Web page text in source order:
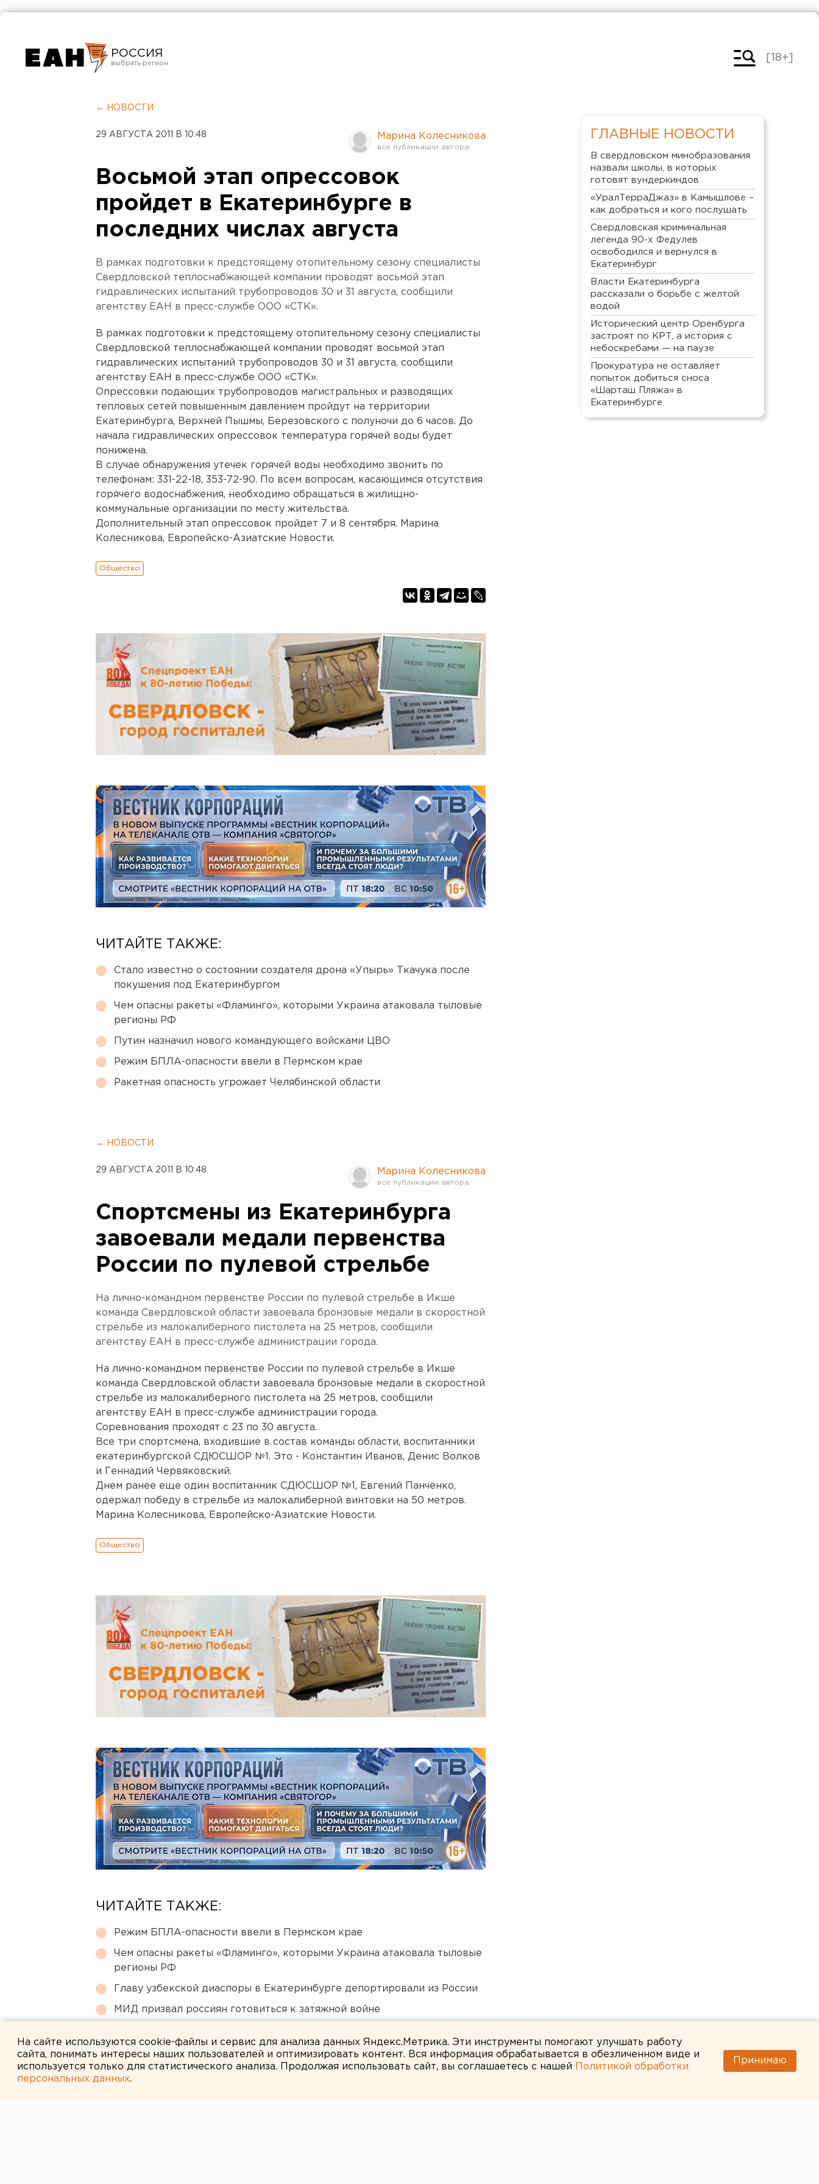
РОССИЯ
Челябинск
[18+]
← НОВОСТИ
29 АВГУСТА 2011 В 10:48 Марина Колесникова
Восьмой этап опрессовок
пройдет в Екатеринбурге в
последних числах августа
В рамках подготовки к предстоящему отопительному сезону специалисты
Свердловской теплоснабжающей компании проводят восьмой этап
гидравлических испытаний трубопроводов 30 и 31 августа, сообщили
агентству ЕАН в пресс-службе ООО «СТК».
В рамках подготовки к предстоящему отопительному сезону специалисты
Свердловской теплоснабжающей компании проводят восьмой этап
гидравлических испытаний трубопроводов 30 и 31 августа, сообщили
агентству ЕАН в пресс-службе ООО «СТК».
Опрессовки подающих трубопроводов магистральных и разводящих
тепловых сетей повышенным давлением пройдут на территории
Екатеринбурга, Верхней Пышмы, Березовского с полуночи до 6 часов. До
начала гидравлических опрессовок температура горячей воды будет
понижена.
В случае обнаружения утечек горячей воды необходимо звонить по
телефонам: 331-22-18, 353-72-90. По всем вопросам, касающимся отсутствия
горячего водоснабжения, необходимо обращаться в жилищно-
коммунальные организации по месту жительства.
Дополнительный этап опрессовок пройдет 7 и 8 сентября. Марина
Колесникова, Европейско-Азиатские Новости.
Общество
ЧИТАЙТЕ ТАКЖЕ:
Стало известно о состоянии создателя дрона «Упырь» Ткачука после
покушения под Екатеринбургом
Чем опасны ракеты «Фламинго», которыми Украина атаковала тыловые
регионы РФ
Путин назначил нового командующего войсками ЦВО
Режим БПЛА-опасности ввели в Пермском крае
Ракетная опасность угрожает Челябинской области
← НОВОСТИ
29 АВГУСТА 2011 В 10:48 Марина Колесникова
Спортсмены из Екатеринбурга
завоевали медали первенства
России по пулевой стрельбе
На лично-командном первенстве России по пулевой стрельбе в Икше
команда Свердловской области завоевала бронзовые медали в скоростной
стрельбе из малокалиберного пистолета на 25 метров, сообщили
агентству ЕАН в пресс-службе администрации города.
На лично-командном первенстве России по пулевой стрельбе в Икше
команда Свердловской области завоевала бронзовые медали в скоростной
стрельбе из малокалиберного пистолета на 25 метров, сообщили
агентству ЕАН в пресс-службе администрации города.
Соревнования проходят с 23 по 30 августа.
Все три спортсмена, входившие в состав команды области, воспитанники
екатеринбургской СДЮСШОР №1. Это - Константин Иванов, Денис Волков
и Геннадий Червяковский.
Днем ранее еще один воспитанник СДЮСШОР №1, Евгений Панченко,
одержал победу в стрельбе из малокалиберной винтовки на 50 метров.
Марина Колесникова, Европейско-Азиатские Новости.
Общество
ЧИТАЙТЕ ТАКЖЕ:
Режим БПЛА-опасности ввели в Пермском крае
Чем опасны ракеты «Фламинго», которыми Украина атаковала тыловые
регионы РФ
Главу узбекской диаспоры в Екатеринбурге депортировали из России
МИД призвал россиян готовиться к затяжной войне
ГЛАВНЫЕ НОВОСТИ
В свердловском минобразования
назвали школы, в которых
готовят вундеркиндов
«УралТерраДжаз» в Камышлове –
как добраться и кого послушать
Свердловская криминальная
легенда 90-х Федулев
освободился и вернулся в
Екатеринбург
Власти Екатеринбурга
рассказали о борьбе с желтой
водой
Исторический центр Оренбурга
застроят по КРТ, а история с
небоскребами — на паузе
Прокуратура не оставляет
попыток добиться сноса
«Шарташ Пляжа» в
Екатеринбурге
На сайте используются cookie-файлы и сервис для анализа данных Яндекс.Метрика. Эти инструменты помогают улучшать работу
сайта, понимать интересы наших пользователей и оптимизировать контент. Вся информация обрабатывается в обезличенном виде и
используется только для статистического анализа. Продолжая использовать сайт, вы соглашаетесь с нашей
Политикой обработки
персональных данных.
Принимаю